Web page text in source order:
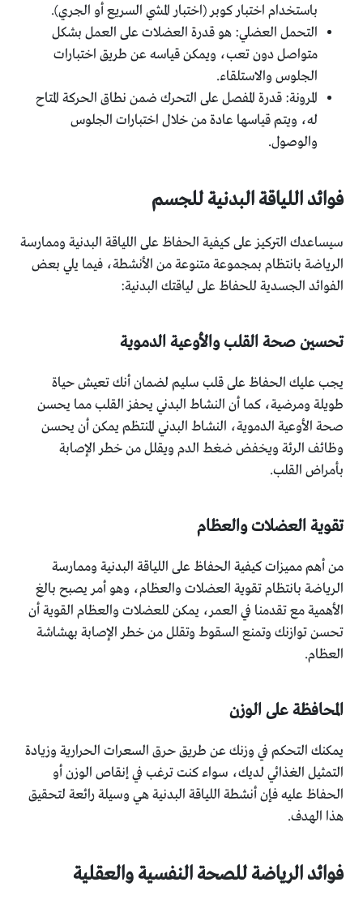
باستخدام اختبار كوبر (اختبار المشي السريع أو الجري).
التحمل العضلي: هو قدرة العضلات على العمل بشكل
متواصل دون تعب، ويمكن قياسه عن طريق اختبارات
الجلوس والاستلقاء.
المرونة: قدرة المفصل على التحرك ضمن نطاق الحركة المتاح
له، ويتم قياسها عادة من خلال اختبارات الجلوس
والوصول.
فوائد اللياقة البدنية للجسم
سيساعدك التركيز على كيفية الحفاظ على اللياقة البدنية وممارسة
الرياضة بانتظام بمجموعة متنوعة من الأنشطة، فيما يلي بعض
الفوائد الجسدية للحفاظ على لياقتك البدنية:
تحسين صحة القلب والأوعية الدموية
يجب عليك الحفاظ على قلب سليم لضمان أنك تعيش حياة
طويلة ومرضية، كما أن النشاط البدني يحفز القلب مما يحسن
صحة الأوعية الدموية، النشاط البدني المنتظم يمكن أن يحسن
وظائف الرئة ويخفض ضغط الدم ويقلل من خطر الإصابة
بأمراض القلب.
تقوية العضلات والعظام
من أهم مميزات كيفية الحفاظ على اللياقة البدنية وممارسة
الرياضة بانتظام تقوية العضلات والعظام، وهو أمر يصبح بالغ
الأهمية مع تقدمنا ​​في العمر، يمكن للعضلات والعظام القوية أن
تحسن توازنك وتمنع السقوط وتقلل من خطر الإصابة بهشاشة
العظام.
المحافظة على الوزن
يمكنك التحكم في وزنك عن طريق حرق السعرات الحرارية وزيادة
التمثيل الغذائي لديك، سواء كنت ترغب في إنقاص الوزن أو
الحفاظ عليه فإن أنشطة اللياقة البدنية هي وسيلة رائعة لتحقيق
هذا الهدف.
فوائد الرياضة للصحة النفسية والعقلية